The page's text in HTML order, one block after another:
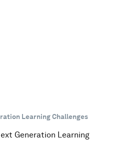
Learning Challenges
Generation Learning